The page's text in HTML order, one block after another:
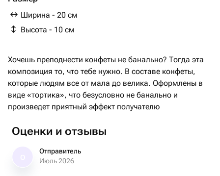
Ширина - 20 см
Высота - 10 см
Хочешь преподнести конфеты не банально? Тогда эта
композиция то, что тебе нужно. В составе конфеты,
которые людям все от мала до велика. Оформлены в
виде «тортика», что безусловно не банально и
произведет приятный эффект получателю
Оценки и отзывы
Отправитель
Июль 2026